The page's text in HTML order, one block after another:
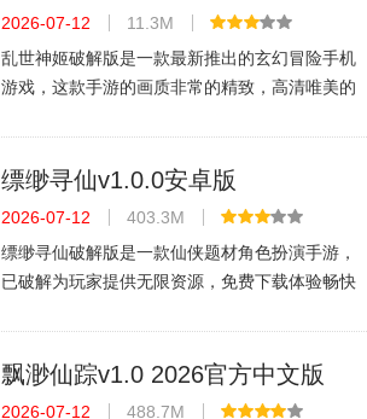
2026官方中文版
2026-07-12
11.3M
乱世神姬破解版是一款最新推出的玄幻冒险手机
游戏，这款手游的画质非常的精致，高清唯美的
丰富大礼等你来拿，超v大礼包免费领
缥缈寻仙v1.0.0安卓版
2026-07-12
403.3M
缥缈寻仙破解版是一款仙侠题材角色扮演手游，
已破解为玩家提供无限资源，免费下载体验畅快
飘渺仙踪v1.0 2026官方中文版
2026-07-12 488.7M